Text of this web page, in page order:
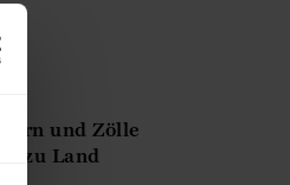
und Zölle
zu Land